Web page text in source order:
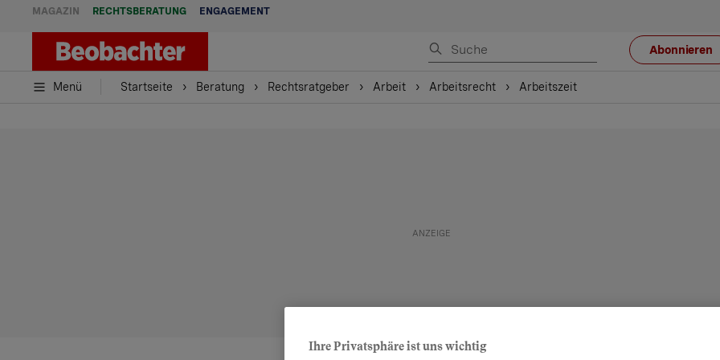
MAGAZIN RECHTSBERATUNG ENGAGEMENT
Abonnieren
Menü Startseite Beratung Rechtsratgeber Arbeit Arbeitsrecht Arbeitszeit
Ihre Privatsphäre ist uns wichtig